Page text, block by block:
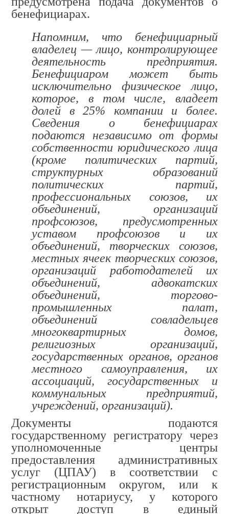
бенефициарах.
Напомним, что бенефициарный
владелец — лицо, контролирующее
деятельность предприятия.
Бенефициаром может быть
исключительно физическое лицо,
которое, в том числе, владеет
долей в 25% компании и более.
Сведения о бенефициарах
подаются независимо от формы
собственности юридического лица
(кроме политических партий,
структурных образований
политических партий,
профессиональных союзов, их
объединений, организаций
профсоюзов, предусмотренных
уставом профсоюзов и их
объединений, творческих союзов,
местных ячеек творческих союзов,
организаций работодателей их
объединений, адвокатских
объединений, торгово-
промышленных палат,
объединений совладельцев
многоквартирных домов,
религиозных организаций,
государственных органов, органов
местного самоуправления, их
ассоциаций, государственных и
коммунальных предприятий,
учреждений, организаций).
Документы подаются
государственному регистратору через
уполномоченные центры
предоставления административных
услуг (ЦПАУ) в соответствии с
регистрационным округом, или к
частному нотариусу, у которого
открыт доступ в единый